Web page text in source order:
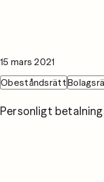
15 mars 2021
Obeståndsrätt
Personligt